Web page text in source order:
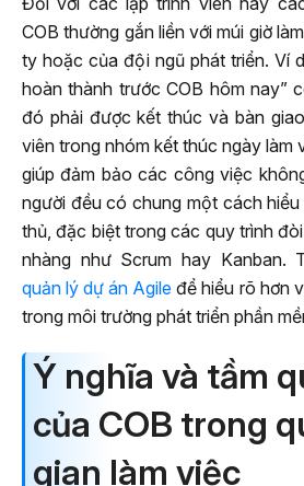
COB thường gắn liền với múi giờ
ty hoặc của đội ngũ phát triển. Ví
hoàn thành trước COB hôm nay”
đó phải được kết thúc và bàn
viên trong nhóm kết thúc ngày làm
giúp đảm bảo các công việc
người đều có chung một cách
thủ, đặc biệt trong các quy trình
nhàng như Scrum hay Kanban.
quản lý dự án Agile để hiểu rõ hơn
trong môi trường phát triển phần
Ý nghĩa và tầm
của COB trong
gian làm việc